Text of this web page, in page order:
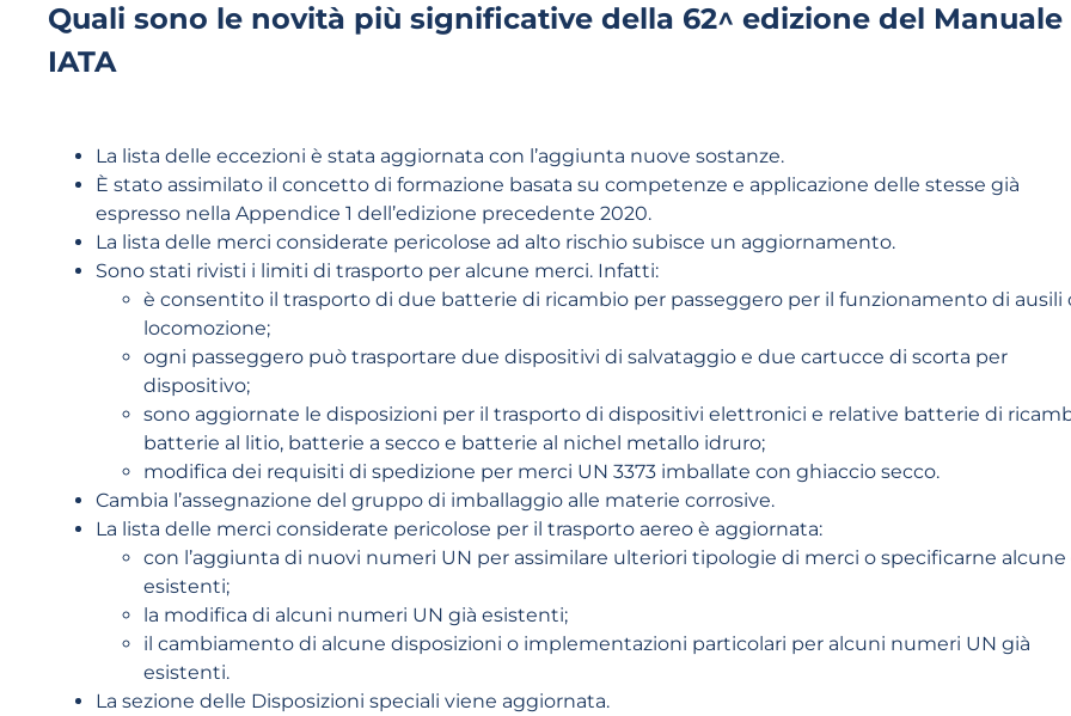
Quali sono le novità più significative della 62^ edizione del Manuale
IATA
La lista delle eccezioni è stata aggiornata con l’aggiunta nuove sostanze.
È stato assimilato il concetto di formazione basata su competenze e applicazione delle stesse già
espresso nella Appendice 1 dell’edizione precedente 2020.
La lista delle merci considerate pericolose ad alto rischio subisce un aggiornamento.
Sono stati rivisti i limiti di trasporto per alcune merci. Infatti:
è consentito il trasporto di due batterie di ricambio per passeggero per il funzionamento di ausili
locomozione;
ogni passeggero può trasportare due dispositivi di salvataggio e due cartucce di scorta per
dispositivo;
sono aggiornate le disposizioni per il trasporto di dispositivi elettronici e relative batterie di
batterie al litio, batterie a secco e batterie al nichel metallo idruro;
modifica dei requisiti di spedizione per merci UN 3373 imballate con ghiaccio secco.
Cambia l’assegnazione del gruppo di imballaggio alle materie corrosive.
La lista delle merci considerate pericolose per il trasporto aereo è aggiornata:
con l’aggiunta di nuovi numeri UN per assimilare ulteriori tipologie di merci o specificarne alcune
esistenti;
la modifica di alcuni numeri UN già esistenti;
il cambiamento di alcune disposizioni o implementazioni particolari per alcuni numeri UN già
esistenti.
La sezione delle Disposizioni speciali viene aggiornata.